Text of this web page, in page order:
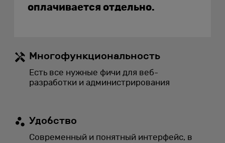
оплачивается отдельно.
Многофункциональность
Есть все нужные фичи для веб-
разработки и администрирования
Удобство
Современный и понятный интерфейс, в